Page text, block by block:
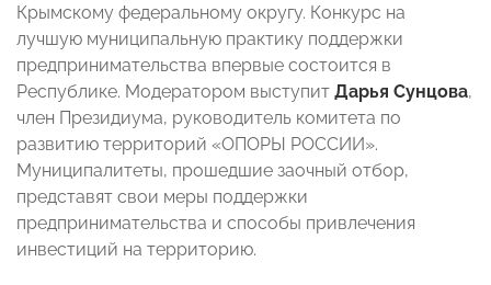
Крымскому федеральному округу. Конкурс на
лучшую муниципальную практику поддержки
предпринимательства впервые состоится в
Республике. Модератором выступит Дарья Сунцова,
член Президиума, руководитель комитета по
развитию территорий «ОПОРЫ РОССИИ».
Муниципалитеты, прошедшие заочный отбор,
представят свои меры поддержки
предпринимательства и способы привлечения
инвестиций на территорию.